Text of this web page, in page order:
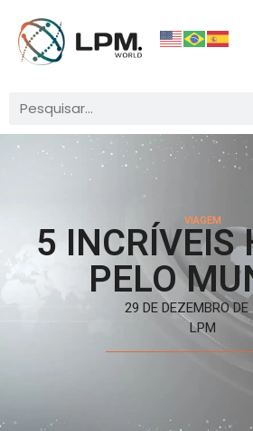
VIAGEM
5 INCRÍVEIS
PELO
29 DE DEZEMBRO
LPM